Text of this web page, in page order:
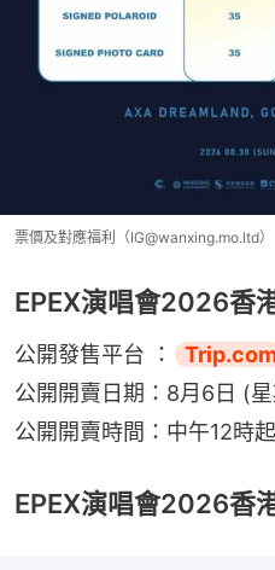
票價及對應福利（IG@wanxing.mo.ltd）
EPEX演唱會2026香
公開發售平台 ：
公開開賣日期：8月6日 (
公開開賣時間：中午12時起
EPEX演唱會2026香